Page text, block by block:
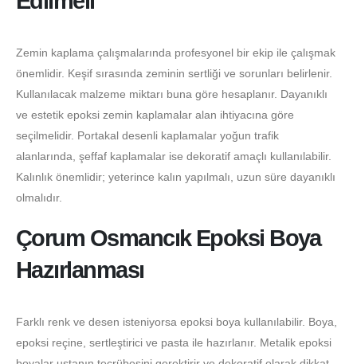
Zemin kaplama çalışmalarında profesyonel bir ekip ile çalışmak
önemlidir. Keşif sırasında zeminin sertliği ve sorunları belirlenir.
Kullanılacak malzeme miktarı buna göre hesaplanır. Dayanıklı
ve estetik epoksi zemin kaplamalar alan ihtiyacına göre
seçilmelidir. Portakal desenli kaplamalar yoğun trafik
alanlarında, şeffaf kaplamalar ise dekoratif amaçlı kullanılabilir.
Kalınlık önemlidir; yeterince kalın yapılmalı, uzun süre dayanıklı
olmalıdır.
Çorum Osmancık Epoksi Boya
Hazırlanması
Farklı renk ve desen isteniyorsa epoksi boya kullanılabilir. Boya,
epoksi reçine, sertleştirici ve pasta ile hazırlanır. Metalik epoksi